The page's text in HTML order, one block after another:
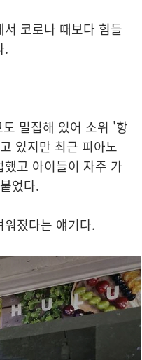
코로나 때보다 힘들
.
도 밀집해 있어 소위 '항
있지만 최근 피아노
고 아이들이 자주 가
었다.
졌다는 얘기다.